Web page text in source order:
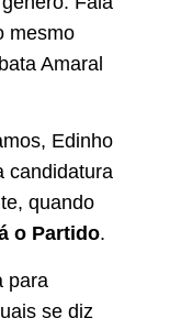
mesmo
Amaral
Edinho
candidatura
quando
o Partido.
para
se diz